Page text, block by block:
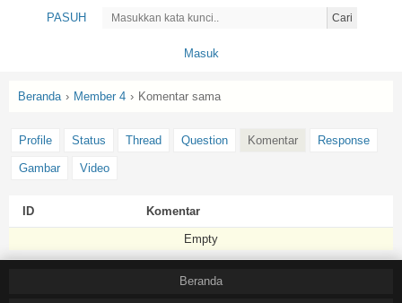
PASUH Cari
Masuk
Beranda › Member 4 › Komentar sama
Profile Status Thread Question Komentar Response
Gambar Video
ID Komentar
Empty
Beranda